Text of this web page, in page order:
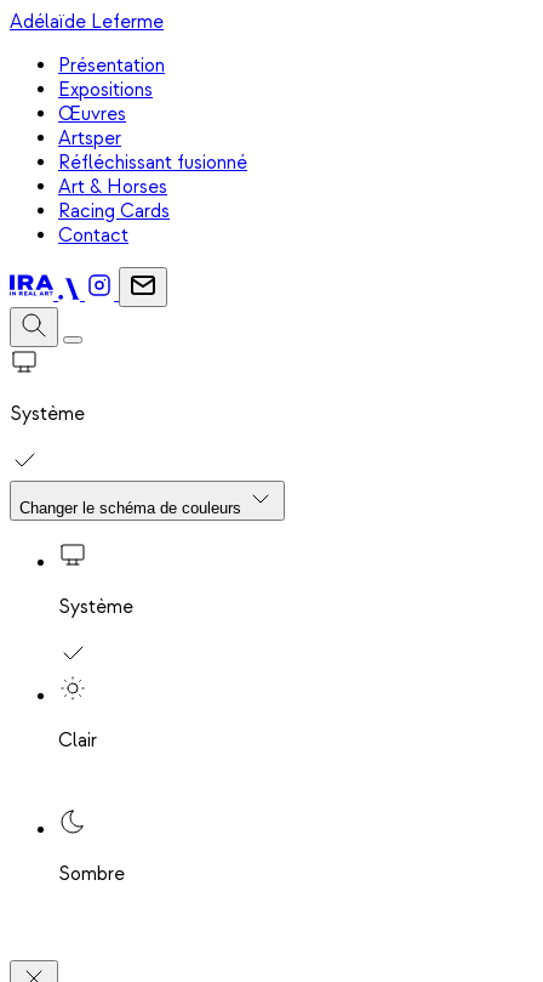
Adélaïde Leferme
Présentation
Expositions
Œuvres
Artsper
Réfléchissant fusionné
Art & Horses
Racing Cards
Contact
Système
Changer le schéma de couleurs
Système
Clair
Sombre